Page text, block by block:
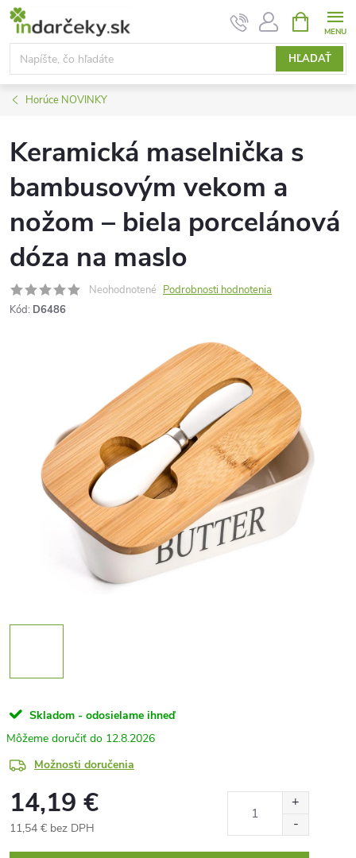
Prejsť
obsah
HĽADAŤ
KOŠÍK
Horúce NOVINKY
Keramická maselnička s
bambusovým vekom a
nožom – biela porcelánová
dóza na maslo
Neohodnotené Podrobnosti hodnotenia
Kód: D6486
Skladom - odosielame ihneď
12.8.2026
Možnosti doručenia
14,19 €
11,54 € bez DPH